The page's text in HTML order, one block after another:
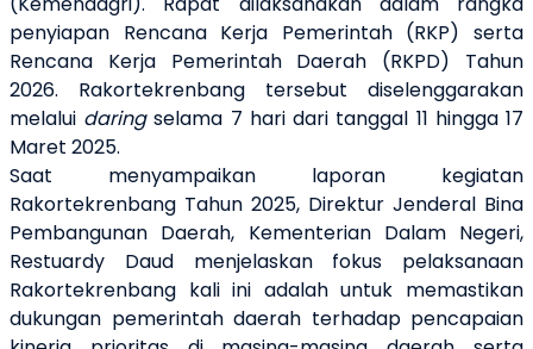
penyiapan Rencana Kerja Pemerintah (RKP) serta
Rencana Kerja Pemerintah Daerah (RKPD) Tahun
2026. Rakortekrenbang tersebut diselenggarakan
melalui daringselama 7 hari dari tanggal 11 hingga 17
Maret 2025.
Saat menyampaikan laporan kegiatan
Rakortekrenbang Tahun 2025, Direktur Jenderal Bina
Pembangunan Daerah, Kementerian Dalam Negeri,
Restuardy Daud menjelaskan fokus pelaksanaan
Rakortekrenbang kali ini adalah untuk memastikan
dukungan pemerintah daerah terhadap pencapaian